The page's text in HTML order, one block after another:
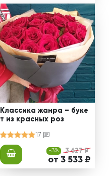
Классика жанра – буке
т из красных роз
17
-3% 3 627 ₽
от 3 533 ₽